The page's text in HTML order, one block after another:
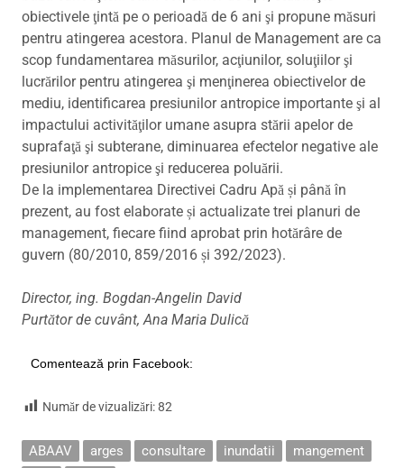
obiectivele ţintă pe o perioadă de 6 ani şi propune măsuri
pentru atingerea acestora. Planul de Management are ca
scop fundamentarea măsurilor, acţiunilor, soluţiilor şi
lucrărilor pentru atingerea şi menţinerea obiectivelor de
mediu, identificarea presiunilor antropice importante şi al
impactului activităţilor umane asupra stării apelor de
suprafaţă şi subterane, diminuarea efectelor negative ale
presiunilor antropice şi reducerea poluării.
De la implementarea Directivei Cadru Apă și până în
prezent, au fost elaborate și actualizate trei planuri de
management, fiecare fiind aprobat prin hotărâre de
guvern (80/2010, 859/2016 și 392/2023).
Director, ing. Bogdan-Angelin David
Purtător de cuvânt, Ana Maria Dulică
Comentează prin Facebook:
Număr de vizualizări:82
ABAAV arges consultare inundatii mangement